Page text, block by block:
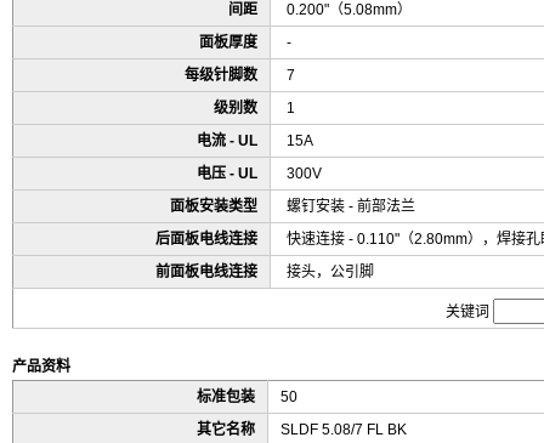
间距
0.200"（5.08mm）
面板厚度
-
每级针脚数
7
级别数
1
电流 - UL
15A
电压 - UL
300V
面板安装类型
螺钉安装 - 前部法兰
后面板电线连接
快速连接 - 0.110"（2.80mm），焊接孔
前面板电线连接
接头，公引脚
关键词
产品资料
标准包装
50
其它名称
SLDF 5.08/7 FL BK